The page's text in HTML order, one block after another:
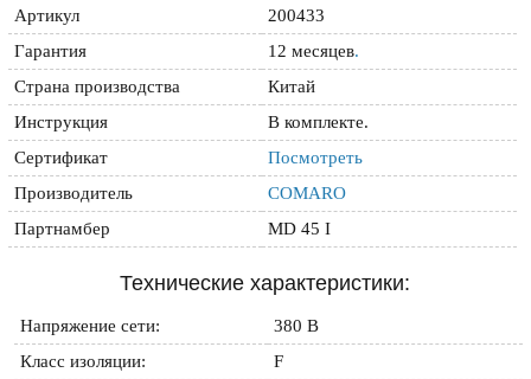
Артикул
200433
Гарантия
12 месяцев.
Страна производства
Китай
Инструкция
В комплекте.
Сертификат
Посмотреть
Производитель
COMARO
Партнамбер
MD 45 I
Технические характеристики:
Напряжение сети:
380 В
Класс изоляции:
F